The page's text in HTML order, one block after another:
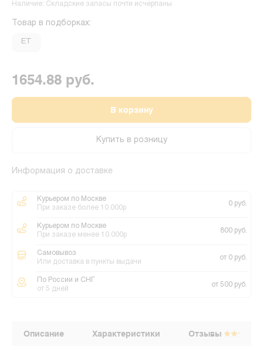
Наличие: Складские запасы почти исчерпаны
Товар в подборках:
ET
1654.88 руб.
В корзину
Купить в розницу
Информация о доставке
Курьером по Москве
При заказе более 10.000р
0 руб.
Курьером по Москве
При заказе менее 10.000р
800 руб.
Самовывоз
Или доставка в пункты выдачи
от 0 руб.
По России и СНГ
от 5 дней
от 500 руб.
Описание Характеристики Отзывы